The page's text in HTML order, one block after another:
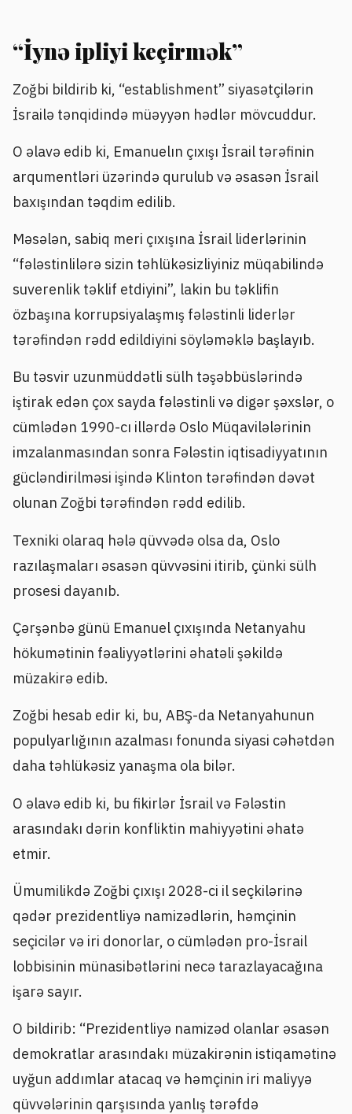
“İynə ipliyi keçirmək”
Zoğbi bildirib ki, “establishment” siyasətçilərin
İsrailə tənqidində müəyyən hədlər mövcuddur.
O əlavə edib ki, Emanuelın çıxışı İsrail tərəfinin
arqumentləri üzərində qurulub və əsasən İsrail
baxışından təqdim edilib.
Məsələn, sabiq meri çıxışına İsrail liderlərinin
“fələstinlilərə sizin təhlükəsizliyiniz müqabilində
suverenlik təklif etdiyini”, lakin bu təklifin
özbaşına korrupsiyalaşmış fələstinli liderlər
tərəfindən rədd edildiyini söyləməklə başlayıb.
Bu təsvir uzunmüddətli sülh təşəbbüslərində
iştirak edən çox sayda fələstinli və digər şəxslər, o
cümlədən 1990-cı illərdə Oslo Müqavilələrinin
imzalanmasından sonra Fələstin iqtisadiyyatının
gücləndirilməsi işində Klinton tərəfindən dəvət
olunan Zoğbi tərəfindən rədd edilib.
Texniki olaraq hələ qüvvədə olsa da, Oslo
razılaşmaları əsasən qüvvəsini itirib, çünki sülh
prosesi dayanıb.
Çərşənbə günü Emanuel çıxışında Netanyahu
hökumətinin fəaliyyətlərini əhatəli şəkildə
müzakirə edib.
Zoğbi hesab edir ki, bu, ABŞ-da Netanyahunun
populyarlığının azalması fonunda siyasi cəhətdən
daha təhlükəsiz yanaşma ola bilər.
O əlavə edib ki, bu fikirlər İsrail və Fələstin
arasındakı dərin konfliktin mahiyyətini əhatə
etmir.
Ümumilikdə Zoğbi çıxışı 2028-ci il seçkilərinə
qədər prezidentliyə namizədlərin, həmçinin
seçicilər və iri donorlar, o cümlədən pro-İsrail
lobbisinin münasibətlərini necə tarazlayacağına
işarə sayır.
O bildirib: “Prezidentliyə namizəd olanlar əsasən
demokratlar arasındakı müzakirənin istiqamətinə
uyğun addımlar atacaq və həmçinin iri maliyyə
qüvvələrinin qarşısında yanlış tərəfdə